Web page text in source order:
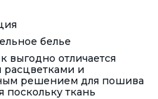
белье
выгодно отличается
расцветками и
решением для пошива
поскольку ткань